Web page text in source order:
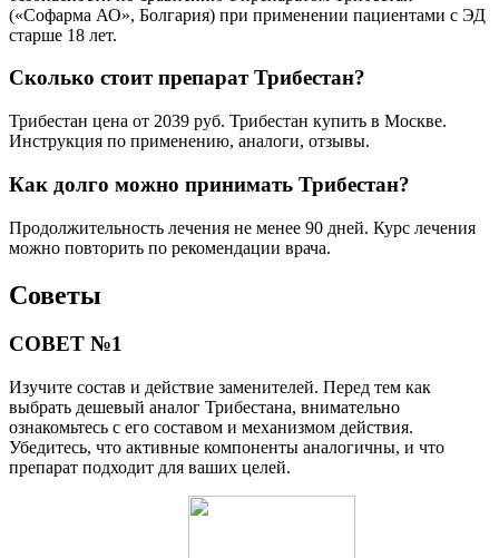
(«Софарма АО», Болгария) при применении пациентами с ЭД
старше 18 лет.
Сколько стоит препарат Трибестан?
Трибестан цена от 2039 руб. Трибестан купить в Москве.
Инструкция по применению, аналоги, отзывы.
Как долго можно принимать Трибестан?
Продолжительность лечения не менее 90 дней. Курс лечения
можно повторить по рекомендации врача.
Советы
СОВЕТ №1
Изучите состав и действие заменителей. Перед тем как
выбрать дешевый аналог Трибестана, внимательно
ознакомьтесь с его составом и механизмом действия.
Убедитесь, что активные компоненты аналогичны, и что
препарат подходит для ваших целей.